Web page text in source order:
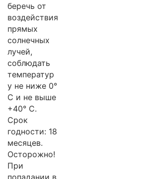
беречь от
воздействия
прямых
солнечных
лучей,
соблюдать
температур
у не ниже 0°
С и не выше
+40° С.
Срок
годности: 18
месяцев.
Осторожно!
При
попадании в